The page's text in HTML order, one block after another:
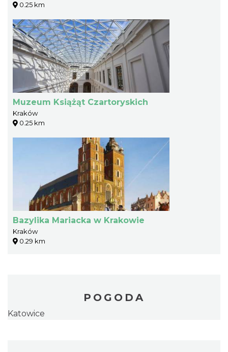
0.25 km
Muzeum Książąt Czartoryskich
Kraków
0.25 km
Bazylika Mariacka w Krakowie
Kraków
0.29 km
POGODA
Katowice